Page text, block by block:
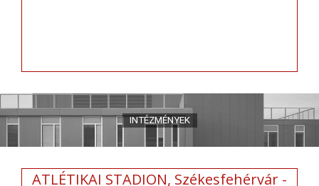
ATLÉTIKAI STADION, Székesfehérvár -